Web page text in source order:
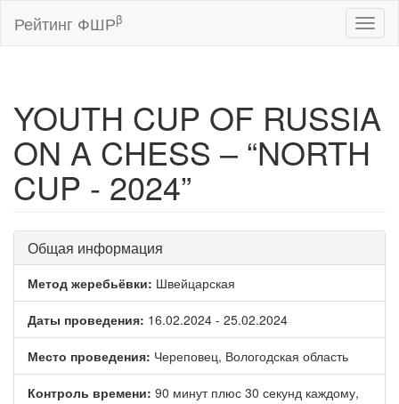
Рейтинг ФШРβ
YOUTH CUP OF RUSSIA
ON A CHESS – “NORTH
CUP - 2024”
Общая информация
Метод жеребьёвки: Швейцарская
Даты проведения: 16.02.2024 - 25.02.2024
Место проведения: Череповец, Вологодская область
Контроль времени: 90 минут плюс 30 секунд каждому,